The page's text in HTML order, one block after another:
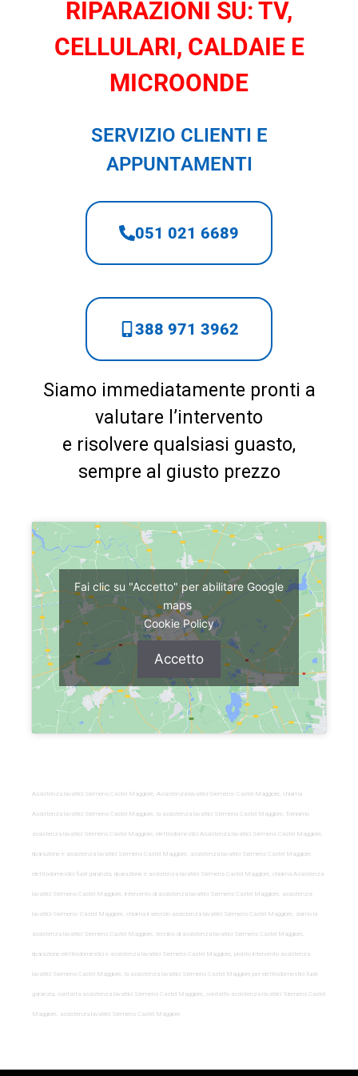
RIPARAZIONI SU: TV,
CELLULARI, CALDAIE E
MICROONDE
SERVIZIO CLIENTI E
APPUNTAMENTI
051 021 6689
388 971 3962
Siamo immediatamente pronti a
valutare l’intervento
e risolvere qualsiasi guasto,
sempre al giusto prezzo
Fai clic su "Accetto" per abilitare Google
maps
Cookie Policy
Accetto
Assistenza lavatrici Siemens Castel Maggiore, Assistenza-lavatrici-Siemens- Castel Maggiore, chiama
Assistenza lavatrici Siemens Castel Maggiore, la assistenza lavatrici Siemens Castel Maggiore, forniamo
assistenza lavatrici Siemens Castel Maggiore, elettrodomestici Assistenza lavatrici Siemens Castel Maggiore,
riparazione e assistenza lavatrici Siemens Castel Maggiore, assistenza lavatrici Siemens Castel Maggiore
elettrodomestici fuori garanzia, riparazione e assistenza lavatrici Siemens Castel Maggiore, chiama Assistenza
lavatrici Siemens Castel Maggiore, intervento di assistenza lavatrici Siemens Castel Maggiore, assistenza-
lavatrici-Siemens- Castel Maggiore, chiama il servizio assistenza lavatrici Siemens Castel Maggiore, siamo la
assistenza lavatrici Siemens Castel Maggiore, tecnico di assistenza lavatrici Siemens Castel Maggiore,
riparazione elettrodomestici e assistenza lavatrici Siemens Castel Maggiore, pronto intervento assistenza
lavatrici Siemens Castel Maggiore, la assistenza lavatrici Siemens Castel Maggiore per elettrodomestici fuori
garanzia, contatta assistenza lavatrici Siemens Castel Maggiore, contatto assistenza lavatrici Siemens Castel
Maggiore, assistenza lavatrici Siemens Castel Maggiore